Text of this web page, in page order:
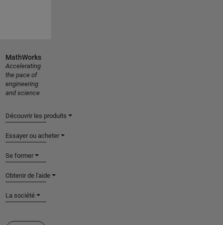
MathWorks
Accelerating
the pace of
engineering
and science
Découvrir les produits
Essayer ou acheter
Se former
Obtenir de l'aide
La société